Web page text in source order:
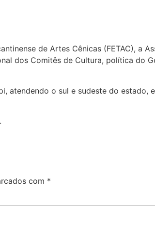
de Artes Cênicas (FETAC), a
dos Comitês de Cultura, política do
atendendo o sul e sudeste do estado,
.
com *